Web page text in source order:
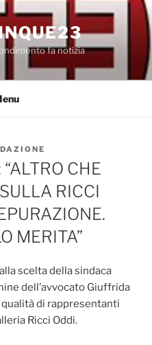
fa notizia
CHE
RICCI
MERITA”
scelta della sindaca
dell’avvocato Giuffrida
di rappresentanti
Ricci Oddi.